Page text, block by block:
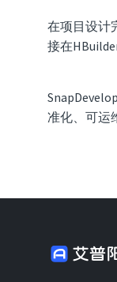
在项目设计
接在
准化、可运